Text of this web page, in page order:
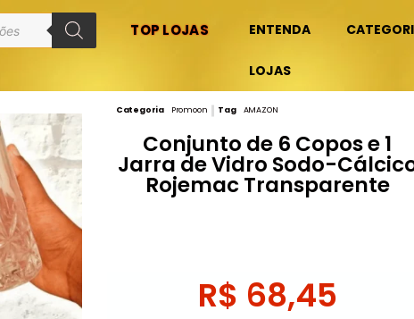
TOP LOJAS ENTENDA
LOJAS
Categoria Promoon Tag AMAZON
Conjunto de 6 Copos e 1
Jarra de Vidro Sodo-
Rojemac Transparente
R$ 68,45